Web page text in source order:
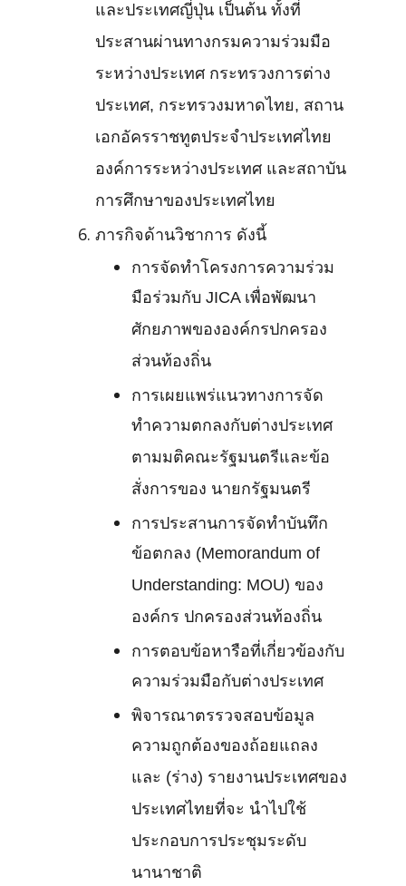
และประเทศญี่ปุ่น เป็นต้น ทั้งที่
ประสานผ่านทางกรมความร่วมมือ
ระหว่างประเทศ กระทรวงการต่าง
ประเทศ, กระทรวงมหาดไทย, สถาน
เอกอัครราชทูตประจำประเทศไทย
องค์การระหว่างประเทศ และสถาบัน
การศึกษาของประเทศไทย
ภารกิจด้านวิชาการ ดังนี้
การจัดทำโครงการความร่วม
มือร่วมกับ JICA เพื่อพัฒนา
ศักยภาพขององค์กรปกครอง
ส่วนท้องถิ่น
การเผยแพร่แนวทางการจัด
ทำความตกลงกับต่างประเทศ
ตามมติคณะรัฐมนตรีและข้อ
สั่งการของ นายกรัฐมนตรี
การประสานการจัดทำบันทึก
ข้อตกลง (Memorandum of
Understanding: MOU) ของ
องค์กร ปกครองส่วนท้องถิ่น
การตอบข้อหารือที่เกี่ยวข้องกับ
ความร่วมมือกับต่างประเทศ
พิจารณาตรรวจสอบข้อมูล
ความถูกต้องของถ้อยแถลง
และ (ร่าง) รายงานประเทศของ
ประเทศไทยที่จะ นำไปใช้
ประกอบการประชุมระดับ
นานาชาติ